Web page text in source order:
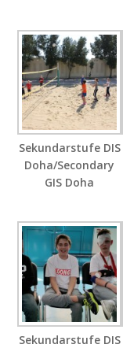
Sekundarstufe DIS
Doha/Secondary
GIS Doha
Sekundarstufe DIS